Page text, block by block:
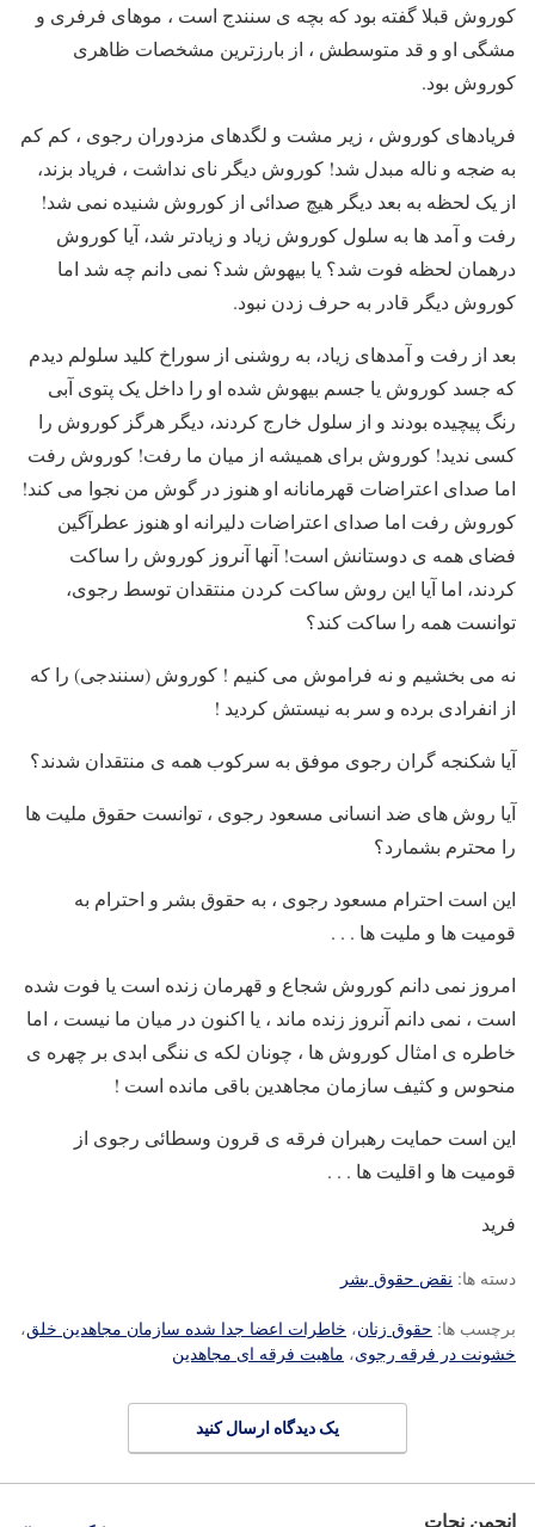
کوروش قبلا گفته بود که بچه ی سنندج است ، موهای فرفری و
مشگی او و قد متوسطش ، از بارزترین مشخصات ظاهری
کوروش بود.
فریادهای کوروش ، زیر مشت و لگدهای مزدوران رجوی ، کم کم
به ضجه و ناله مبدل شد! کوروش دیگر نای نداشت ، فریاد بزند،
از یک لحظه به بعد دیگر هیچ صدائی از کوروش شنیده نمی شد!
رفت و آمد ها به سلول کوروش زیاد و زیادتر شد، آیا کوروش
درهمان لحظه فوت شد؟ یا بیهوش شد؟ نمی دانم چه شد اما
کوروش دیگر قادر به حرف زدن نبود.
بعد از رفت و آمدهای زیاد، به روشنی از سوراخ کلید سلولم دیدم
که جسد کوروش یا جسم بیهوش شده او را داخل یک پتوی آبی
رنگ پیچیده بودند و از سلول خارج کردند، دیگر هرگز کوروش را
کسی ندید! کوروش برای همیشه از میان ما رفت! کوروش رفت
اما صدای اعتراضات قهرمانانه او هنوز در گوش من نجوا می کند!
کوروش رفت اما صدای اعتراضات دلیرانه او هنوز عطرآگین
فضای همه ی دوستانش است! آنها آنروز کوروش را ساکت
کردند، اما آیا این روش ساکت کردن منتقدان توسط رجوی،
توانست همه را ساکت کند؟
نه می بخشیم و نه فراموش می کنیم ! کوروش (سنندجی) را که
از انفرادی برده و سر به نیستش کردید !
آیا شکنجه گران رجوی موفق به سرکوب همه ی منتقدان شدند؟
آیا روش های ضد انسانی مسعود رجوی ، توانست حقوق ملیت ها
را محترم بشمارد؟
این است احترام مسعود رجوی ، به حقوق بشر و احترام به
قومیت ها و ملیت ها . . .
امروز نمی دانم کوروش شجاع و قهرمان زنده است یا فوت شده
است ، نمی دانم آنروز زنده ماند ، یا اکنون در میان ما نیست ، اما
خاطره ی امثال کوروش ها ، چونان لکه ی ننگی ابدی بر چهره ی
منحوس و کثیف سازمان مجاهدین باقی مانده است !
این است حمایت رهبران فرقه ی قرون وسطائی رجوی از
قومیت ها و اقلیت ها . . .
فرید
دسته ها: نقض حقوق بشر
برچسب ها: حقوق زنان، خاطرات اعضا جدا شده سازمان مجاهدین خلق،
خشونت در فرقه رجوی، ماهیت فرقه ای مجاهدین
یک دیدگاه ارسال کنید
انجمن نجات